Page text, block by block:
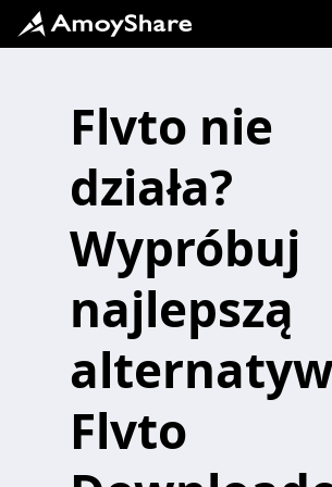
Flvto nie
działa?
Wypróbuj
najlepszą
Flvto